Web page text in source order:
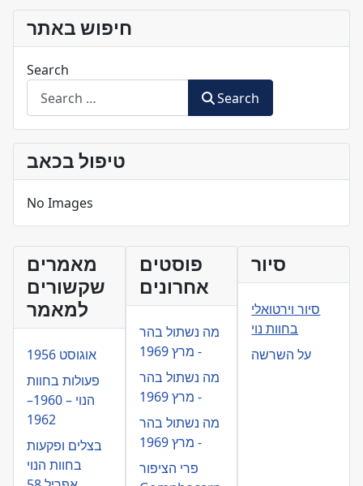
Share
חיפוש באתר
Search
Search
טיפול בכאב
No Images
מאמרים
שקשורים
למאמר
אוגוסט 1956
פעולות בחוות
הנוי – 1960–
1962
בצלים ופקעות
בחוות הנוי
פוסטים
אחרונים
מה נשתול בהר
- מרץ 1969
מה נשתול בהר
- מרץ 1969
מה נשתול בהר
- מרץ 1969
פרי הציפור
סיור
סיור וירטואלי
בחוות נוי
על השרשה